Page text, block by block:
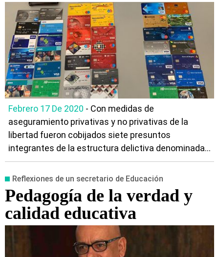
Febrero 17 De 2020 - Con medidas de
aseguramiento privativas y no privativas de la
libertad fueron cobijados siete presuntos
integrantes de la estructura delictiva denominada...
Reflexiones de un secretario de Educación
Pedagogía de la verdad y
calidad educativa